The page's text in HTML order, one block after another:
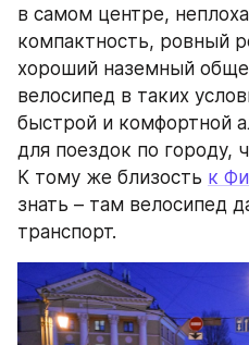
в самом центре,
компактность, ровный
хороший наземный
велосипед в таких
быстрой и комфортной
для поездок по городу,
К тому же близость к
знать – там велосипед
транспорт.